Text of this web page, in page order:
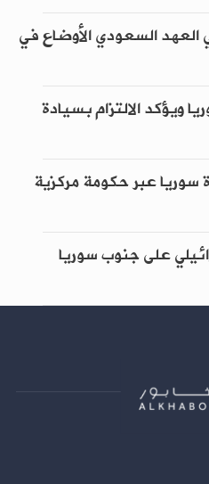
السعودي الأوضاع في
ويؤكد الالتزام بسيادة
عبر حكومة مركزية
على جنوب سوريا